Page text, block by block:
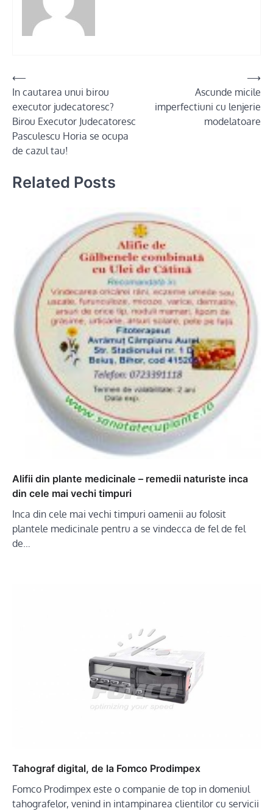
Post
navigation
⟵
In cautarea unui birou
executor judecatoresc?
Birou Executor Judecatoresc
Pasculescu Horia se ocupa
de cazul tau!
Ascunde micile
imperfectiuni cu lenjerie
modelatoare
⟶
Related Posts
Alifii din plante medicinale – remedii naturiste inca
din cele mai vechi timpuri
Inca din cele mai vechi timpuri oamenii au folosit
plantele medicinale pentru a se vindecca de fel de fel
de…
Tahograf digital, de la Fomco Prodimpex
Fomco Prodimpex este o companie de top in domeniul
tahografelor, venind in intampinarea clientilor cu servicii